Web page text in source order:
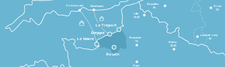
Le Havre
Dieppe
Le Tréport
Paris
Beauvais
1h
Reims
2h45
Lille
2h30
Bruxelles
3h
Newhaven
Portsmouth
Bonn
5h
Luxembourg
4h
Rouen